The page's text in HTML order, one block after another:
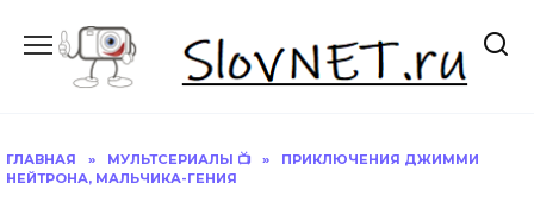
содержанию
ГЛАВНАЯ » МУЛЬТСЕРИАЛЫ 📺 »
ПРИКЛЮЧЕНИЯ ДЖИММИ
НЕЙТРОНА, МАЛЬЧИКА-ГЕНИЯ